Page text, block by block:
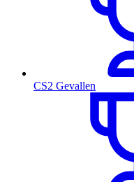
CS2 Gevallen